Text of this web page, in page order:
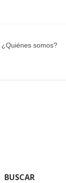
¿Quiénes somos?
BUSCAR